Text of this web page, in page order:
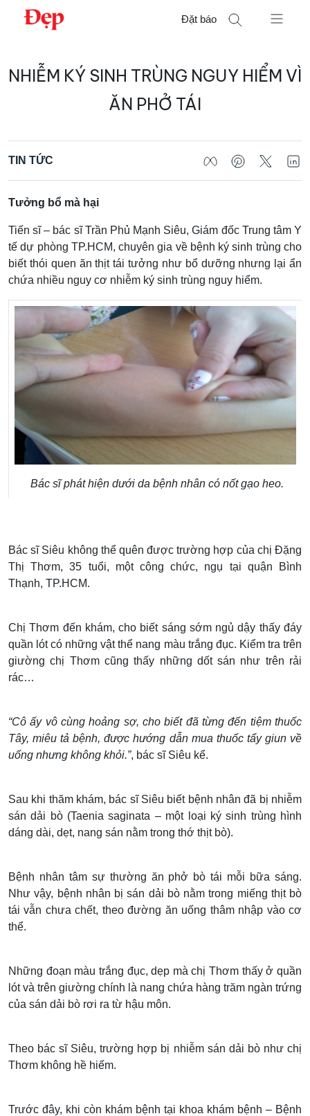
Chuyển
Đặt báo
kiếm
NHIỄM KÝ SINH TRÙNG NGUY HIỂM VÌ
ĂN PHỞ TÁI
TIN TỨC
Tưởng bổ mà hại
Tiến sĩ – bác sĩ Trần Phủ Mạnh Siêu, Giám đốc Trung tâm Y
tế dự phòng TP.HCM, chuyên gia về bệnh ký sinh trùng cho
biết thói quen ăn thịt tái tưởng như bổ dưỡng nhưng lại ẩn
chứa nhiều nguy cơ nhiễm ký sinh trùng nguy hiểm.
Bác sĩ phát hiện dưới da bệnh nhân có nốt gạo heo.
Bác sĩ Siêu không thể quên được trường hợp của chị Đặng
Thị Thơm, 35 tuổi, một công chức, ngụ tại quận Bình
Thạnh, TP.HCM.
Chị Thơm đến khám, cho biết sáng sớm ngủ dậy thấy đáy
quần lót có những vật thể nang màu trắng đục. Kiểm tra trên
giường chị Thơm cũng thấy những dốt sán như trên rải
rác…
“Cô ấy vô cùng hoảng sợ, cho biết đã từng đến tiệm thuốc
Tây, miêu tả bệnh, được hướng dẫn mua thuốc tẩy giun về
uống nhưng không khỏi.”, bác sĩ Siêu kể.
Sau khi thăm khám, bác sĩ Siêu biết bệnh nhân đã bị nhiễm
sán dải bò (Taenia saginata – một loại ký sinh trùng hình
dáng dài, dẹt, nang sán nằm trong thớ thịt bò).
Bệnh nhân tâm sự thường ăn phở bò tái mỗi bữa sáng.
Như vậy, bệnh nhân bị sán dải bò nằm trong miếng thịt bò
tái vẫn chưa chết, theo đường ăn uống thâm nhập vào cơ
thể.
Những đoạn màu trắng đục, dẹp mà chị Thơm thấy ở quần
lót và trên giường chính là nang chứa hàng trăm ngàn trứng
của sán dải bò rơi ra từ hậu môn.
Theo bác sĩ Siêu, trường hợp bị nhiễm sán dải bò như chị
Thơm không hề hiếm.
Trước đây, khi còn khám bệnh tại khoa khám bệnh – Bệnh